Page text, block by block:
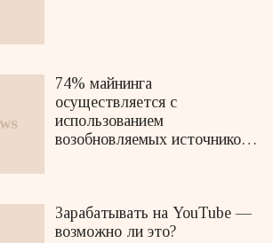
74% майнинга
осуществляется с
использованием
возобновляемых источников
Зарабатывать на YouTube —
возможно ли это?